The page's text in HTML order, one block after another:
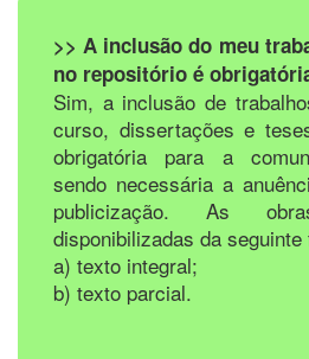
>> A inclusão do meu
no repositório é
Sim, a inclusão de
curso, dissertações e
obrigatória para a
sendo necessária a
publicização. As
disponibilizadas da seguinte
a) texto integral;
b) texto parcial.